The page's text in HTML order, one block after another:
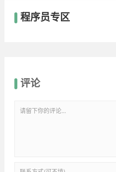
程序员专区
评论